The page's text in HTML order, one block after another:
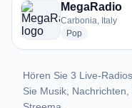
MegaRadio
Carbonia, Italy
Popradio stations
Hören Sie 3 Live-
Sie Musik,